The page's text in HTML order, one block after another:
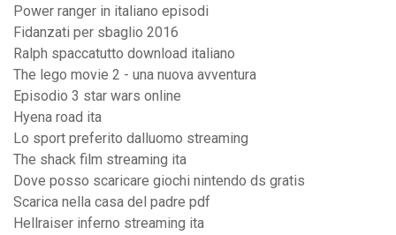
Power ranger in italiano episodi
Fidanzati per sbaglio 2016
Ralph spaccatutto download italiano
The lego movie 2 - una nuova avventura
Episodio 3 star wars online
Hyena road ita
Lo sport preferito dalluomo streaming
The shack film streaming ita
Dove posso scaricare giochi nintendo ds gratis
Scarica nella casa del padre pdf
Hellraiser inferno streaming ita